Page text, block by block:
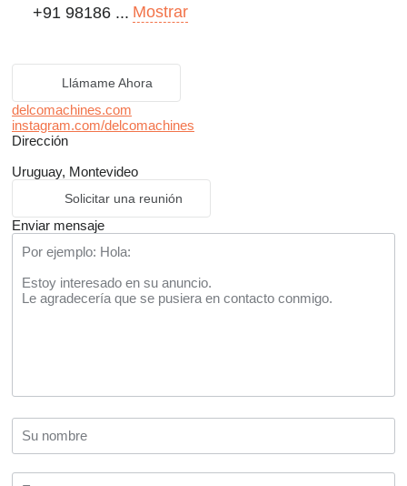
+91 98186 ... Mostrar
Llámame Ahora
delcomachines.com
instagram.com/delcomachines
Dirección
Uruguay, Montevideo
Solicitar una reunión
Enviar mensaje